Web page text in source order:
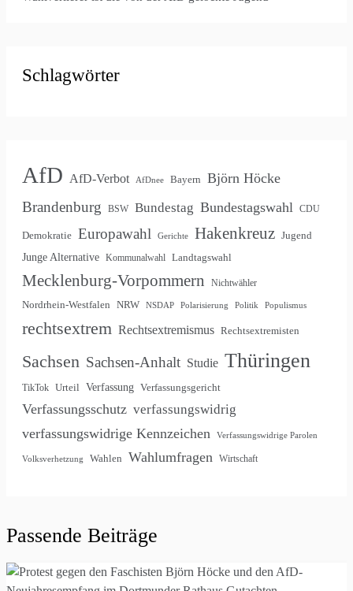
Schlagwörter
AfD AfD-Verbot AfDnee Bayern Björn Höcke
Brandenburg BSW Bundestag Bundestagswahl CDU
Demokratie Europawahl Gerichte Hakenkreuz Jugend
Junge Alternative Kommunalwahl Landtagswahl
Mecklenburg-Vorpommern Nichtwähler
Nordrhein-Westfalen NRW NSDAP Polarisierung Politik Populismus
rechtsextrem Rechtsextremismus Rechtsextremisten
Sachsen Sachsen-Anhalt Studie Thüringen
TikTok Urteil Verfassung Verfassungsgericht
Verfassungsschutz verfassungswidrig
verfassungswidrige Kennzeichen Verfassungswidrige Parolen
Volksverhetzung Wahlen Wahlumfragen Wirtschaft
Passende Beiträge